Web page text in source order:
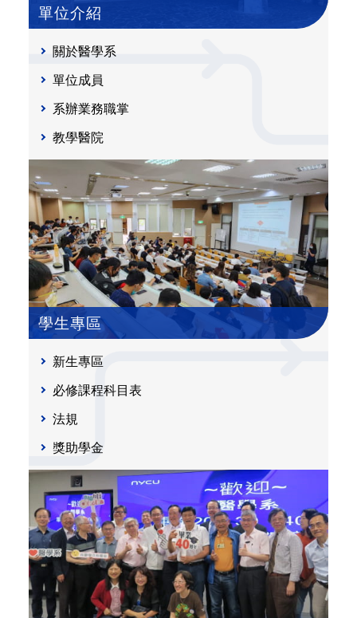
單位介紹
關於醫學系
單位成員
系辦業務職掌
教學醫院
學生專區
新生專區
必修課程科目表
法規
獎助學金